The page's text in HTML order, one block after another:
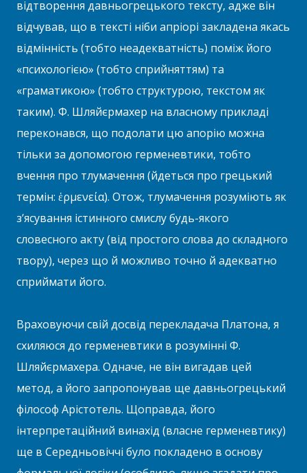
відтворення давньогрецького тексту, адже він
відчував, що в тексті ніби апріорі закладена якась
відмінність (тобто неадекватність) поміж його
«психологією» (тобто сприйняттям) та
«граматикою» (тобто структурою, текстом як
таким). Ф. Шляйєрмахер на власному прикладі
переконався, що подолати цю апорію можна
тільки за допомогою герменевтики, тобто
вчення про тлумачення (йдеться про грецький
термін: ἑρμενεία). Отож, тлумачення розуміють як
з’ясування істинного смислу будь-якого
словесного акту (від простого слова до складного
твору), через що й можливо точно й адекватно
сприймати його.
Враховуючи свій досвід перекладача Платона, я
схиляюся до герменевтики в розумінні Ф.
Шляйєрмахера. Одначе, не він вигадав цей
метод, а його запропонував ще давньогрецький
філософ Арістотель. Щоправда, його
інтерпретаційний винахід (власне герменевтику)
ще в Середньовіччі було покладено в основу